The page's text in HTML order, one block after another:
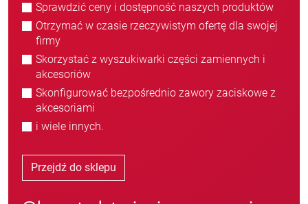
Sprawdzić ceny i dostępność naszych produktów
Otrzymać w czasie rzeczywistym ofertę dla swojej
firmy
Skorzystać z wyszukiwarki części zamiennych i
akcesoriów
Skonfigurować bezpośrednio zawory zaciskowe z
akcesoriami
i wiele innych.
Przejdź do sklepu